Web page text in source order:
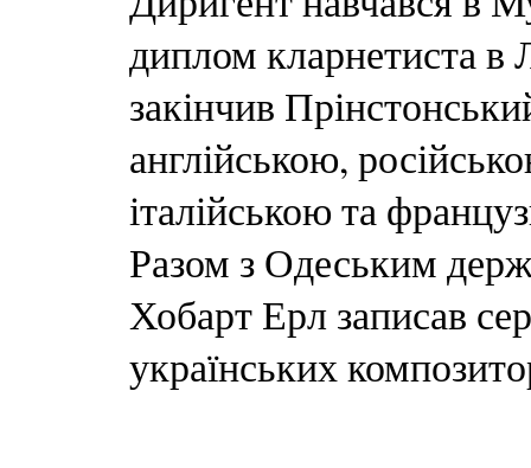
диплом кларнетиста в
закінчив
англійською,
італійською та
Разом з Одеським
Хобарт Ерл записав
українських